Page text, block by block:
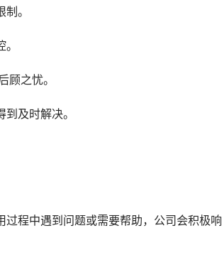
。
之忧。
及时解决。
程中遇到问题或需要帮助，公司会积极